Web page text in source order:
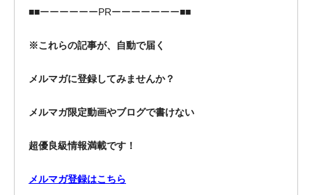
■■ーーーーーーPRーーーーーーー■■
※これらの記事が、自動で届く
メルマガに登録してみませんか？
メルマガ限定動画やブログで書けない
超優良級情報満載です！
メルマガ登録はこちら